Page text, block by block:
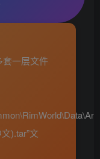
套一层文件
).tar”文